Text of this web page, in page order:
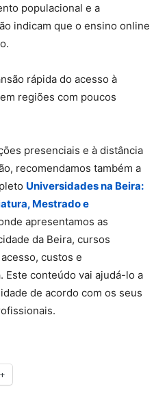
populacional e a
indicam que o ensino online
rápida do acesso à
regiões com poucos
presenciais e à distância
recomendamos também a
Universidades na Beira:
Mestrado e
apresentamos as
da Beira, cursos
custos e
conteúdo vai ajudá-lo a
de acordo com os seus